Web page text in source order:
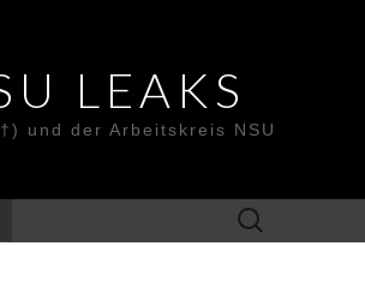
LEAKS
und der Arbeitskreis NSU
Suche
nach: